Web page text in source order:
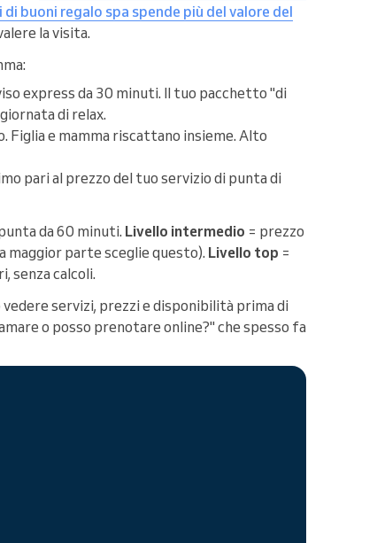
buoni regalo spa spende più del valore del
la visita.
express da 30 minuti. Il tuo pacchetto "di
di relax.
Figlia e mamma riscattano insieme. Alto
pari al prezzo del tuo servizio di punta di
da 60 minuti. Livello intermedio = prezzo
maggior parte sceglie questo). Livello top =
senza calcoli.
servizi, prezzi e disponibilità prima di
o posso prenotare online?" che spesso fa